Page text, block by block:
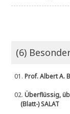
(6)
01.Prof. Albert A.
02.Überflüssig,
(Blatt-) SALAT